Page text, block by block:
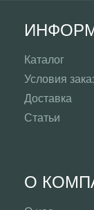
Каталог
Условия
Доставка
Статьи
О